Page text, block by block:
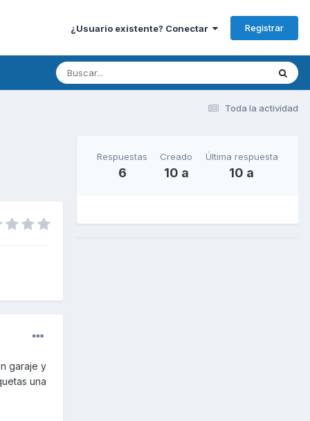
¿Usuario existente? Conectar Registrar
Toda la actividad
garaje y
una
Respuestas
6
Creado
10 a
Última respuesta
10 a